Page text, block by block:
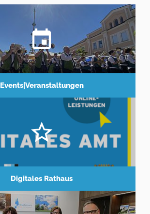
Events|Veranstaltungen
Digitales Rathaus